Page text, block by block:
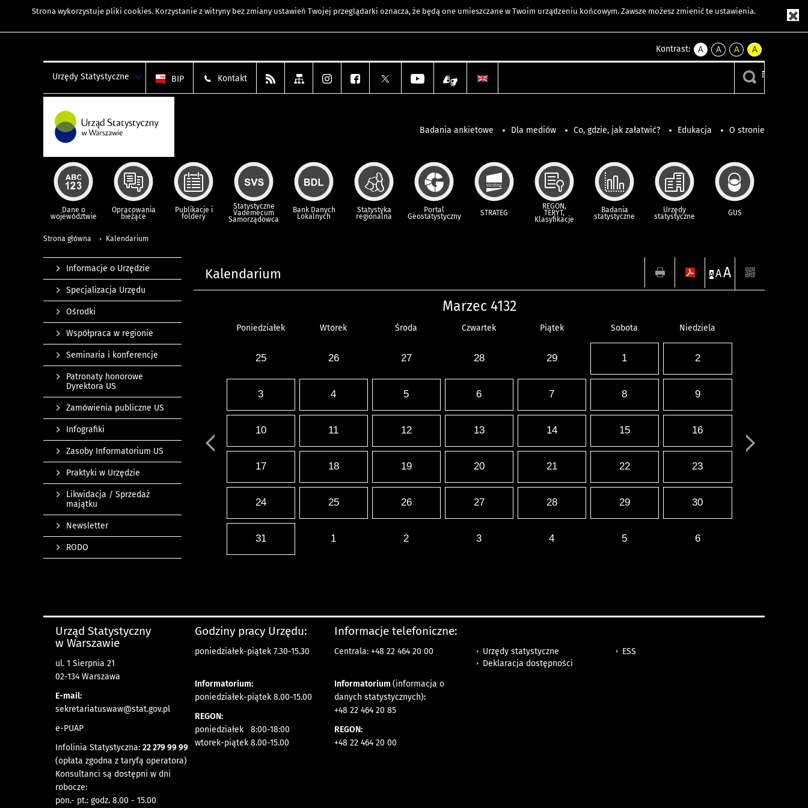
Strona wykorzystuje pliki cookies. Korzystanie z witryny bez zmiany ustawień Twojej przeglądarki oznacza, że będą one umieszczane w Twoim urządzeniu końcowym. Zawsze możesz zmienić te ustawienia.
Kontrast:
A
kontrast
A
kontrast
czarnym
A
kontrast
żółty
tekst
czarnym
A
kontrast
czarny
tekst
żółtym
Urzędy Statystyczne BIP Kontakt
Badania ankietowe Dla mediów Co, gdzie, jak załatwić? Edukacja O stronie
Dane o
województwie
Opracowania
bieżące
Publikacje i
foldery
Statystyczne
Vademecum
Samorządowca
Bank Danych
Lokalnych
Statystyka
regionalna
Portal
Geostatystyczny STRATEG
REGON,
TERYT,
Klasyfikacje
Badania
statystyczne
Urzędy
statystyczne GUS
Strona główna Kalendarium
Kalendarium A AA
Marzec 4132
Poniedziałek Wtorek Środa Czwartek Piątek Sobota Niedziela
25 26 27 28 29 1 2
3 4 5 6 7 8 9
10 11 12 13 14 15 16
17 18 19 20 21 22 23
24 25 26 27 28 29 30
31 1 2 3 4 5 6
Informacje o Urzędzie
Specjalizacja Urzędu
Ośrodki
Współpraca w regionie
Seminaria i konferencje
Patronaty honorowe
Dyrektora US
Zamówienia publiczne US
Infografiki
Zasoby Informatorium US
Praktyki w Urzędzie
Likwidacja / Sprzedaż
majątku
Newsletter
RODO
Urząd Statystyczny
w Warszawie
ul. 1 Sierpnia 21
02-134 Warszawa
E-mail:
sekretariatuswaw@stat.gov.pl
e-PUAP
Infolinia Statystyczna: 22 279 99 99
(opłata zgodna z taryfą operatora)
Konsultanci są dostępni w dni
robocze:
pon.- pt.: godz. 8.00 - 15.00
Godziny pracy Urzędu:
poniedziałek-piątek 7.30-15.30
Informatorium:
poniedziałek-piątek 8.00-15.00
REGON:
poniedziałek 8:00-18:00
wtorek-piątek 8.00-15.00
Informacje telefoniczne:
Centrala: +48 22 464 20 00
Informatorium (informacja o
danych statystycznych):
+48 22 464 20 85
REGON:
+48 22 464 20 00
Urzędy statystyczne
Deklaracja dostępności
ESS